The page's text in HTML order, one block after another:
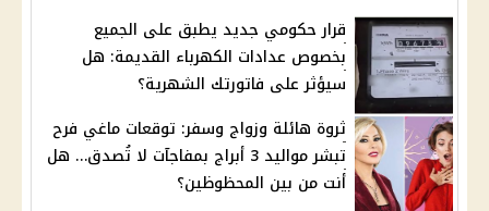
قرار حكومي جديد يطبق على الجميع
بخصوص عدادات الكهرباء القديمة: هل
سيؤثر على فاتورتك الشهرية؟
ثروة هائلة وزواج وسفر: توقعات ماغي فرح
تبشر مواليد 3 أبراج بمفاجآت لا تُصدق… هل
أنت من بين المحظوظين؟